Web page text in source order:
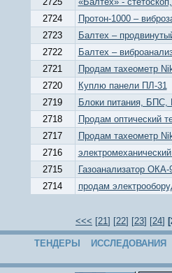
2724
Протон-1000 –
2723
Балтех –
2722
Балтех –
2721
Продам тахеометр
2720
Куплю панели ПЛ-31
2719
Блоки питания,
2718
Продам оптический
2717
Продам тахеометр
2716
2715
Газоанализатор
2714
продам
<<< [21] [22] [23] [24]
ТЕНДЕРЫ ИССЛЕДОВАНИЯ